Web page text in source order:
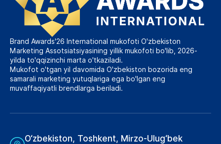
Brand Awards'26 International mukofoti O'zbekiston
Marketing Assotsiatsiyasining yillik mukofoti bo'lib, 2026-
yilda to'qqizinchi marta o'tkaziladi.
Mukofot o'tgan yil davomida O'zbekiston bozorida eng
samarali marketing yutuqlariga ega bo'lgan eng
muvaffaqiyatli brendlarga beriladi.
O‘zbekiston, Toshkent, Mirzo-Ulug‘bek